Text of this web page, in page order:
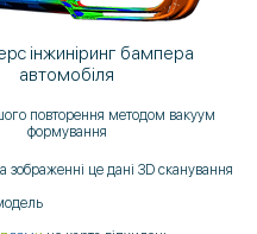
інжиніринг бампера
автомобіля
повторення методом вакуум
формування
зображенні це дані 3D сканування